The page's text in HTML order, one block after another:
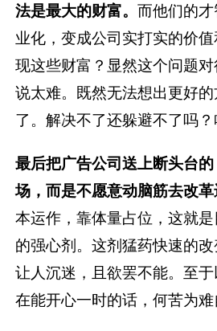
法是最大的财富。而他们的
业化，变成公司实打实的价
现这些财富？显然这个问题
说太难。既然无法想出更好
了。解决不了还躲避不了吗
最后把广告公司送上断头台
场，而是不愿意动脑筋去改
本运作，靠体量占位，这就
的强心剂。这剂猛药快速的
让人沉迷，且欲罢不能。至
在能开心一时的话，何苦为难